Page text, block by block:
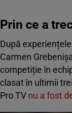
Prin ce a
După
Carmen
competiție în
clasat în ultimii
Pro TV nu a fost